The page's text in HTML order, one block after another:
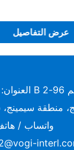
عرض
منطقة
واتساب /